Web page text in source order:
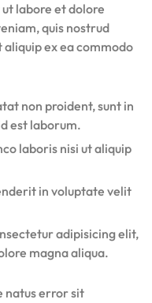
labore et dolore
quis nostrud
ex ea commodo
non proident, sunt in
est laborum.
laboris nisi ut aliquip
in voluptate velit
adipisicing elit,
magna aliqua.
natus error sit